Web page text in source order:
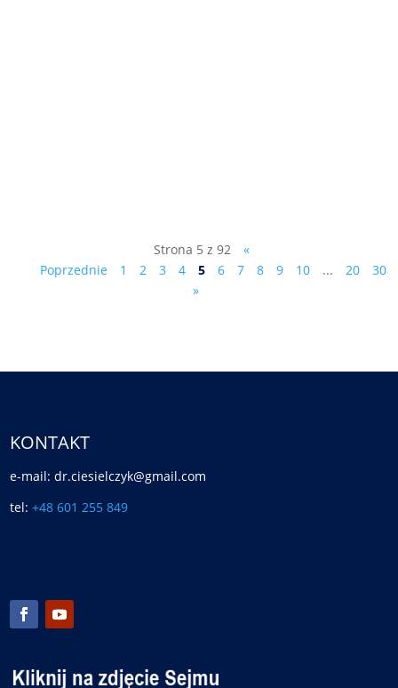
Strona 5 z 92
«
Poprzednie
1 2 3 4 5 6 7 8 9 10 ... 20
30
»
KONTAKT
e-mail: dr.ciesielczyk@gmail.com
tel:+48 601 255 849